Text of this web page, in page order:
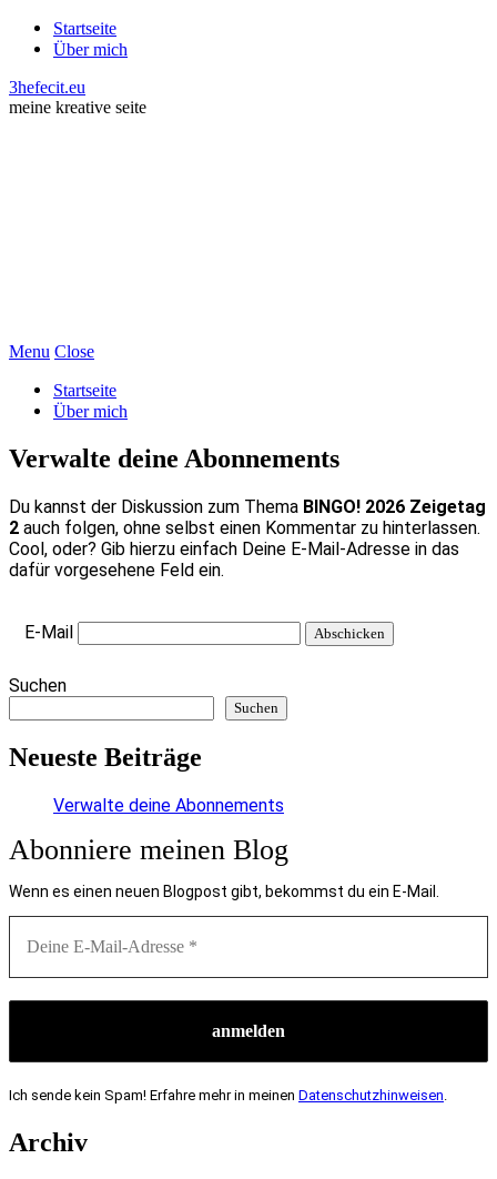
Startseite
Über mich
3hefecit.eu
meine kreative seite
Menu Close
Startseite
Über mich
Verwalte deine Abonnements
Du kannst der Diskussion zum Thema BINGO! 2026 Zeigetag
2 auch folgen, ohne selbst einen Kommentar zu hinterlassen.
Cool, oder? Gib hierzu einfach Deine E-Mail-Adresse in das
dafür vorgesehene Feld ein.
E-Mail
Suchen
Suchen
Neueste Beiträge
Verwalte deine Abonnements
Abonniere meinen Blog
Wenn es einen neuen Blogpost gibt, bekommst du ein E-Mail.
Ich sende kein Spam! Erfahre mehr in meinen Datenschutzhinweisen.
Archiv